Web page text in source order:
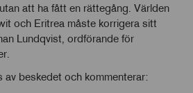
att ha fått en rättegång. Världen
och Eritrea måste korrigera sitt
Lundqvist, ordförande för
av beskedet och kommenterar: